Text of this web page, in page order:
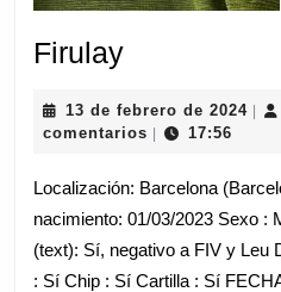
FirulayFirulay
13 de febrero de 202413|
comentarios | 17:56
Localización: Barcelona
nacimiento: 01/03/2023 Sexo :
(text): Sí, negativo a FIV y Leu
: Sí Chip : Sí Cartilla : Sí